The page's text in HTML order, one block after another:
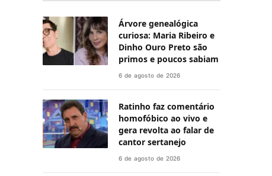
Árvore genealógica
curiosa: Maria Ribeiro e
Dinho Ouro Preto são
primos e poucos sabiam
6 de agosto de 2026
Ratinho faz comentário
homofóbico ao vivo e
gera revolta ao falar de
cantor sertanejo
6 de agosto de 2026